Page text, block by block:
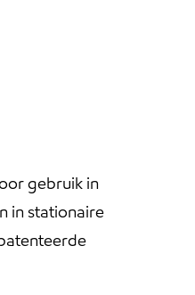
gebruik in
in stationaire